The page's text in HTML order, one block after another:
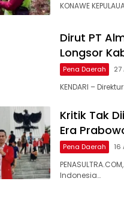
KONAWE
Dirut PT
Longsor
Pena Daerah 27
KENDARI –
Kritik Tak
Era
Pena Daerah 16
Indonesia…